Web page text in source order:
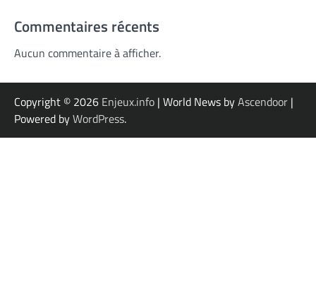
Commentaires récents
Aucun commentaire à afficher.
Copyright © 2026 Enjeux.info | World News byAscendoor |
Powered byWordPress.